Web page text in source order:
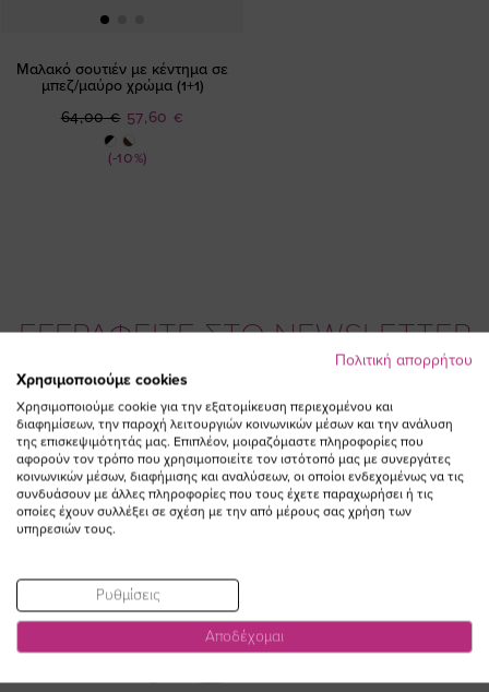
Μαλακό σουτιέν με κέντημα σε
μπεζ/μαύρο χρώμα (1+1)
(-10%)
Ειδική
Τιμή
57,60 €
64,00 €
ΕΓΓΡΑΦΕΙΤΕ ΣΤΟ NEWSLETTER
ΕΓΓΡΑΦΗ
Συμφωνώ με τουςΌρους Χρήσης
VisitVisitVisitVisit
Πολιτική απορρήτου
Χρησιμοποιούμε cookies
Χρησιμοποιούμε cookie για την εξατομίκευση περιεχομένου και
διαφημίσεων, την παροχή λειτουργιών κοινωνικών μέσων και την ανάλυση
της επισκεψιμότητάς μας. Επιπλέον, μοιραζόμαστε πληροφορίες που
αφορούν τον τρόπο που χρησιμοποιείτε τον ιστότοπό μας με συνεργάτες
κοινωνικών μέσων, διαφήμισης και αναλύσεων, οι οποίοι ενδεχομένως να τις
συνδυάσουν με άλλες πληροφορίες που τους έχετε παραχωρήσει ή τις
οποίες έχουν συλλέξει σε σχέση με την από μέρους σας χρήση των
υπηρεσιών τους.
Ρυθμίσεις
Αποδέχομαι